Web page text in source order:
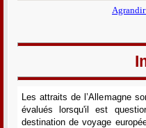
Les attraits de l’Allemagne
évalués lorsqu'il est
destination de voyage